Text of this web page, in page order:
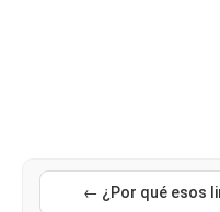
← ¿Por qué esos